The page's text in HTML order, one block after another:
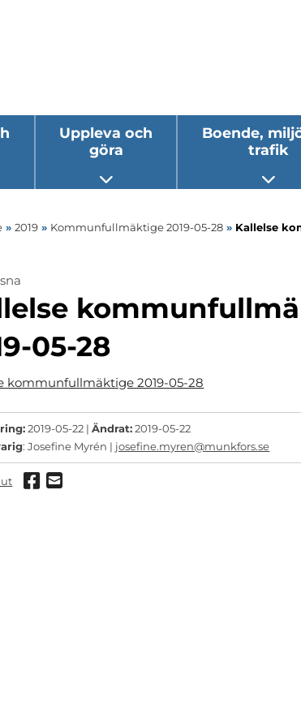
undermeny
Uppleva och
göra
Öppna undermeny
Boende,
trafik
» 2019 » Kommunfullmäktige 2019-05-28 » Kallelse
05-28
kommunfullmäktige 2019-05-28
2019-05-22 |Ändrat:2019-05-22
: Josefine Myrén | josefine.myren@munkfors.se
ut Dela via Facebook
Dela via mail